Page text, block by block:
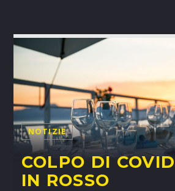
MUSIC TIME
LATINOS IN EUROPA
21:00 23:00
POP AUROUND
23:00 24:00
NOTIZIE
COLPO DI
IN ROSSO